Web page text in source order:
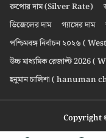
রুপোর দাম (Silver Rate)
ডিজেলের দাম
গ্যাসের দাম
পশ্চিমবঙ্গ নির্বাচন ২০২৬ (
উচ্চ মাধ্যমিক রেজাল্ট 2026
হনুমান চালিশা ( hanuman
Copyright